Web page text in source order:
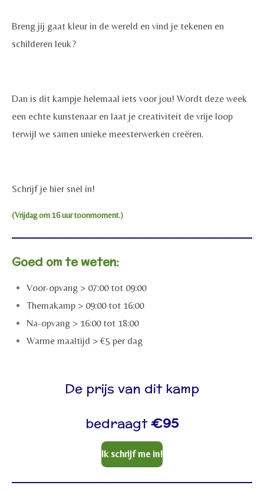
Breng jij gaat kleur in de wereld en vind je tekenen en
schilderen leuk?
Dan is dit kampje helemaal iets voor jou! Wordt deze week
een echte kunstenaar en laat je creativiteit de vrije loop
terwijl we samen unieke meesterwerken creëren.
Schrijf je hier snel in!
(Vrijdag om 16 uur toonmoment.)
Goed om te weten:
Voor-opvang > 07:00 tot 09:00
Themakamp > 09:00 tot 16:00
Na-opvang > 16:00 tot 18:00
Warme maaltijd > €5 per dag
De prijs van dit kamp
bedraagt€95
Ik schrijf me in!